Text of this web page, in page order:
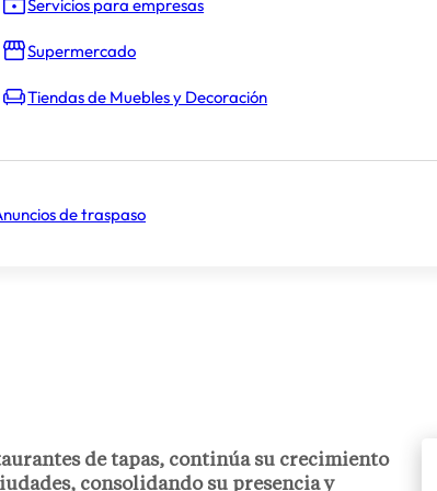
Servicios para empresas
Supermercado
Tiendas de Muebles y Decoración
de traspaso
de tapas, continúa su crecimiento
consolidando su presencia y